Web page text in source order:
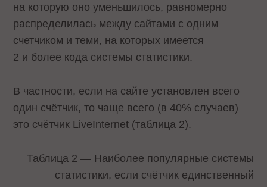
на которую оно уменьшилось, равномерно
распределилась между сайтами с одним
счетчиком и теми, на которых имеется
2 и более кода системы статистики.
В частности, если на сайте установлен всего
один счётчик, то чаще всего (в 40% случаев)
это счётчик LiveInternet (таблица 2).
Таблица 2 — Наиболее популярные системы
статистики, если счётчик единственный